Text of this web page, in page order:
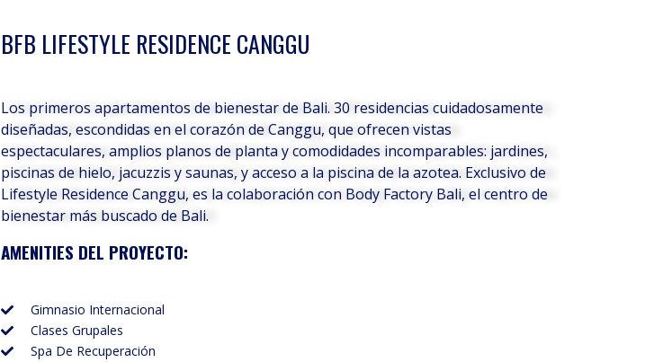
BFB LIFESTYLE RESIDENCE CANGGU
Los primeros apartamentos de bienestar de Bali. 30 residencias cuidadosamente
diseñadas, escondidas en el corazón de Canggu, que ofrecen vistas
espectaculares, amplios planos de planta y comodidades incomparables: jardines,
piscinas de hielo, jacuzzis y saunas, y acceso a la piscina de la azotea. Exclusivo de
Lifestyle Residence Canggu, es la colaboración con Body Factory Bali, el centro de
bienestar más buscado de Bali.
AMENITIES DEL PROYECTO:
Gimnasio Internacional
Clases Grupales
Spa De Recuperación